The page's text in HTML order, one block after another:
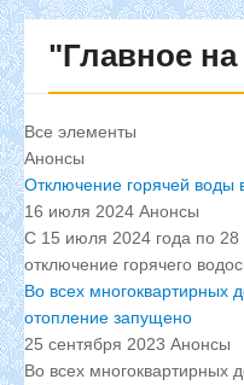
"Главное
Все элементы
Анонсы
Отключение горячей воды
16 июля 2024 Анонсы
С 15 июля 2024 года по
отключение горячего
Во всех многоквартирных
отопление запущено
25 сентября 2023 Анонсы
Во всех многоквартирных